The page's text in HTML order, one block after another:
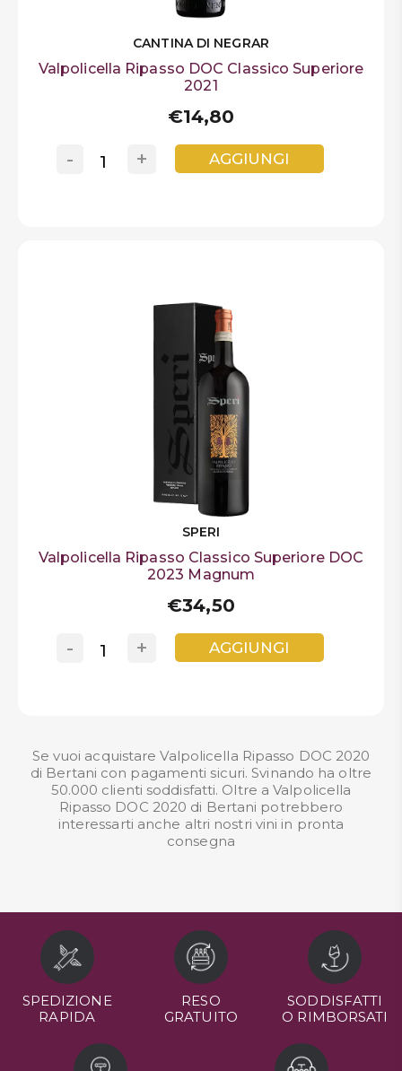
CANTINA DI NEGRAR
Valpolicella Ripasso DOC Classico Superiore
2021
€14,80
+
- AGGIUNGI
SPERI
Valpolicella Ripasso Classico Superiore DOC
2023 Magnum
€34,50
+
- AGGIUNGI
Se vuoi acquistare Valpolicella Ripasso DOC 2020
di Bertani con pagamenti sicuri. Svinando ha oltre
50.000 clienti soddisfatti. Oltre a Valpolicella
Ripasso DOC 2020 di Bertani potrebbero
interessarti anche altri nostri vini in pronta
consegna
SPEDIZIONE
RAPIDA
RESO
GRATUITO
SODDISFATTI
O RIMBORSATI